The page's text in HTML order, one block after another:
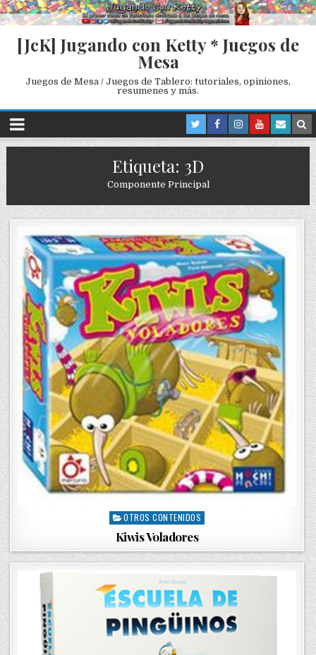
[JcK] Jugando con Ketty * Juegos de
Mesa
Juegos de Mesa / Juegos de Tablero: tutoriales, opiniones,
resumenes y más.
Etiqueta: 3D
Componente Principal
P
t
d
i
n
OTROS CONTENIDOS
Kiwis Voladores